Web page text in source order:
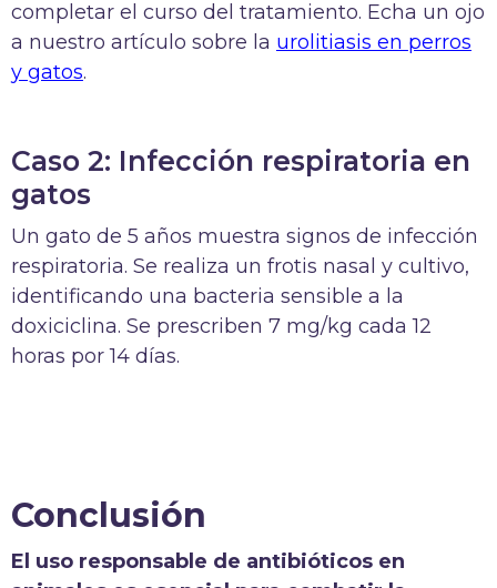
completar el curso del tratamiento. Echa un ojo
a nuestro artículo sobre la urolitiasis en perros
y gatos.
Caso 2: Infección respiratoria en
gatos
Un gato de 5 años muestra signos de infección
respiratoria. Se realiza un frotis nasal y cultivo,
identificando una bacteria sensible a la
doxiciclina. Se prescriben 7 mg/kg cada 12
horas por 14 días.
Conclusión
El uso responsable de antibióticos en